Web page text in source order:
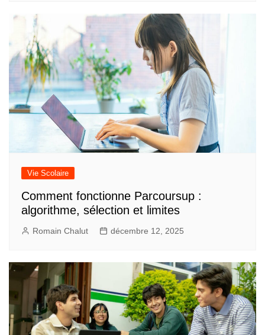
Vie Scolaire
Comment fonctionne Parcoursup :
algorithme, sélection et limites
Romain Chalut décembre 12, 2025